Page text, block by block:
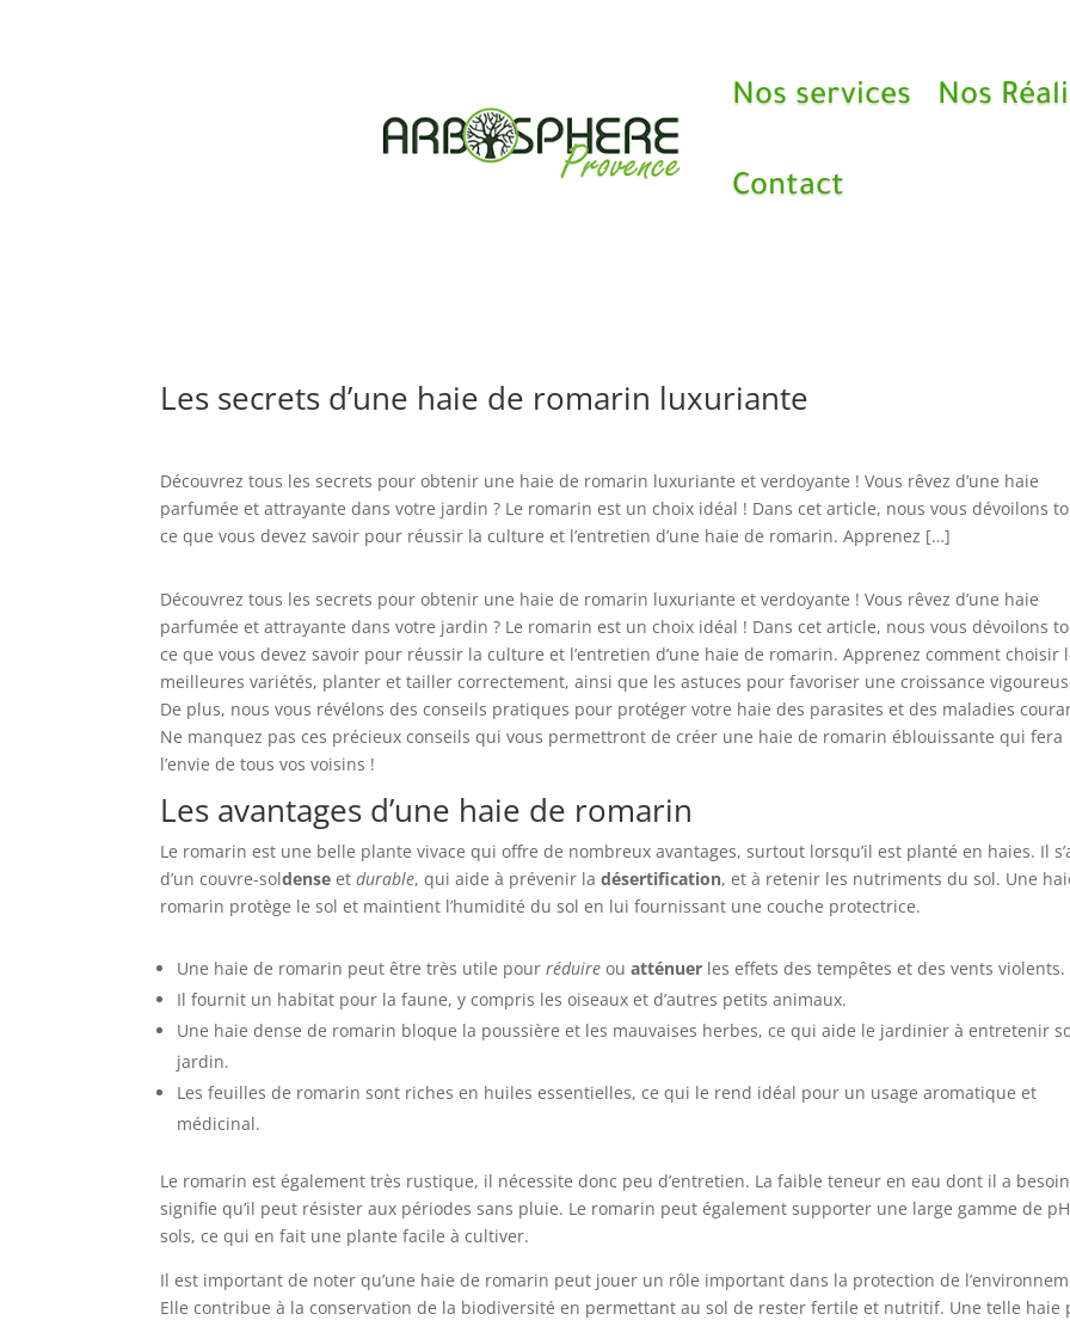
Nos services Nos
Contact
Les secrets d’une haie de romarin luxuriante
Découvrez tous les secrets pour obtenir une haie de romarin luxuriante et verdoyante ! Vous rêvez d’une haie
parfumée et attrayante dans votre jardin ? Le romarin est un choix idéal ! Dans cet article, nous vous dévoilons
ce que vous devez savoir pour réussir la culture et l’entretien d’une haie de romarin. Apprenez […]
Découvrez tous les secrets pour obtenir une haie de romarin luxuriante et verdoyante ! Vous rêvez d’une haie
parfumée et attrayante dans votre jardin ? Le romarin est un choix idéal ! Dans cet article, nous vous dévoilons
ce que vous devez savoir pour réussir la culture et l’entretien d’une haie de romarin. Apprenez comment choisir
meilleures variétés, planter et tailler correctement, ainsi que les astuces pour favoriser une croissance
De plus, nous vous révélons des conseils pratiques pour protéger votre haie des parasites et des maladies
Ne manquez pas ces précieux conseils qui vous permettront de créer une haie de romarin éblouissante qui fera
l’envie de tous vos voisins !
Les avantages d’une haie de romarin
Le romarin est une belle plante vivace qui offre de nombreux avantages, surtout lorsqu’il est planté en haies. Il
d’un couvre-soldense etdurable, qui aide à prévenir ladésertification, et à retenir les nutriments du sol. Une
romarin protège le sol et maintient l’humidité du sol en lui fournissant une couche protectrice.
Une haie de romarin peut être très utile pourréduire ouatténuer les effets des tempêtes et des vents violents.
Il fournit un habitat pour la faune, y compris les oiseaux et d’autres petits animaux.
Une haie dense de romarin bloque la poussière et les mauvaises herbes, ce qui aide le jardinier à entretenir
jardin.
Les feuilles de romarin sont riches en huiles essentielles, ce qui le rend idéal pour un usage aromatique et
médicinal.
Le romarin est également très rustique, il nécessite donc peu d’entretien. La faible teneur en eau dont il a besoin
signifie qu’il peut résister aux périodes sans pluie. Le romarin peut également supporter une large gamme de
sols, ce qui en fait une plante facile à cultiver.
Il est important de noter qu’une haie de romarin peut jouer un rôle important dans la protection de
Elle contribue à la conservation de la biodiversité en permettant au sol de rester fertile et nutritif. Une telle haie